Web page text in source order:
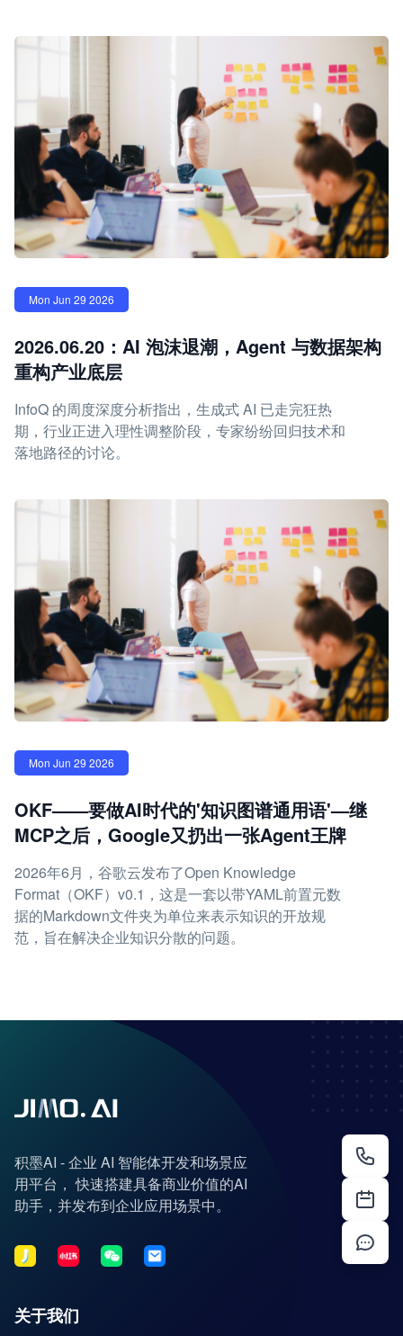
Mon Jun 29 2026
2026.06.20：AI 泡沫退潮，Agent 与数据架构
重构产业底层
InfoQ 的周度深度分析指出，生成式 AI 已走完狂热
期，行业正进入理性调整阶段，专家纷纷回归技术和
落地路径的讨论。
Mon Jun 29 2026
OKF——要做AI时代的'知识图谱通用语'—继
MCP之后，Google又扔出一张Agent王牌
2026年6月，谷歌云发布了Open Knowledge
Format（OKF）v0.1，这是一套以带YAML前置元数
据的Markdown文件夹为单位来表示知识的开放规
范，旨在解决企业知识分散的问题。
积墨AI - 企业 AI 智能体开发和场景应
用平台， 快速搭建具备商业价值的AI
助手，并发布到企业应用场景中。
关于我们